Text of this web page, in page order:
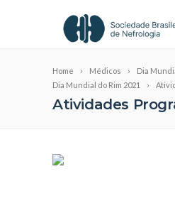
Home Médicos
Dia
Dia Mundial do Rim 2021
Atividades